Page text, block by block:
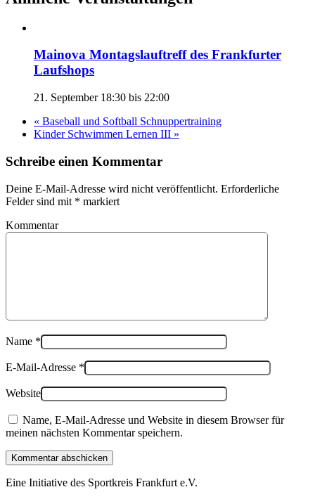
Mainova Montagslauftreff des Frankfurter
Laufshops
21. September 18:30 bis 22:00
« Baseball und Softball Schnuppertraining
Kinder Schwimmen Lernen III »
Schreibe einen Kommentar
Deine E-Mail-Adresse wird nicht veröffentlicht. Erforderliche
Felder sind mit * markiert
Kommentar
Name *
E-Mail-Adresse *
Website
Name, E-Mail-Adresse und Website in diesem Browser für
meinen nächsten Kommentar speichern.
Kommentar abschicken
Eine Initiative des Sportkreis Frankfurt e.V.